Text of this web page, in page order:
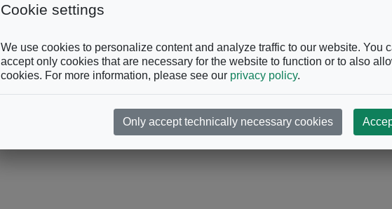
Cookie settings
We use cookies to personalize content and analyze traffic to our website. You
accept only cookies that are necessary for the website to function or to also
cookies. For more information, please see our privacy policy.
Only accept technically necessary cookies